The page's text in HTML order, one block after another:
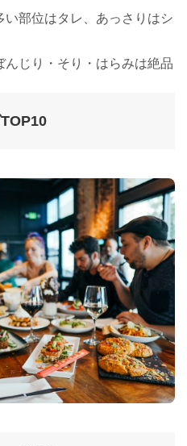
い部位はタレ、あっさりはシ
んじり・そり・はらみは絶品